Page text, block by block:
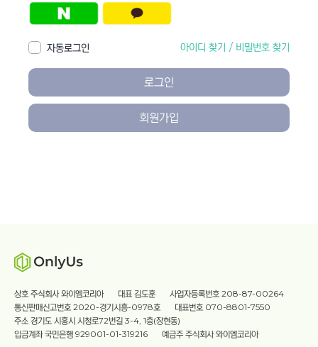
자동로그인 아이디 찾기 / 비밀번호 찾기
로그인
회원가입
상호 주식회사 와이엠코리아 대표 김도훈
사업자등록번호 208-87-00264
통신판매신고번호 2020-경기시흥-0978호
대표번호 070-8801-7550
주소 경기도 시흥시 시청로72번길 3-4, 1층(장현동)
입금계좌 국민은행 929001-01-319216
예금주 주식회사 와이엠코리아